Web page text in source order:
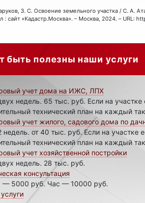
З. С. Освоение земельного участка / С. А.
: сайт «Кадастр.Москва». – Москва, 2024. – URL:
быть полезны наши услуги
учет дома на ИЖС, ЛПХ
недель. 65 тыс. руб. Если на
технический план на каждый
учет жилого, садового дома по
недель. от 40 тыс. руб. Если на участке
технический план на каждый
учет хозяйственной постройки
недель. 28 тыс. руб.
консультация
— 5000 руб. Час — 10000 руб.